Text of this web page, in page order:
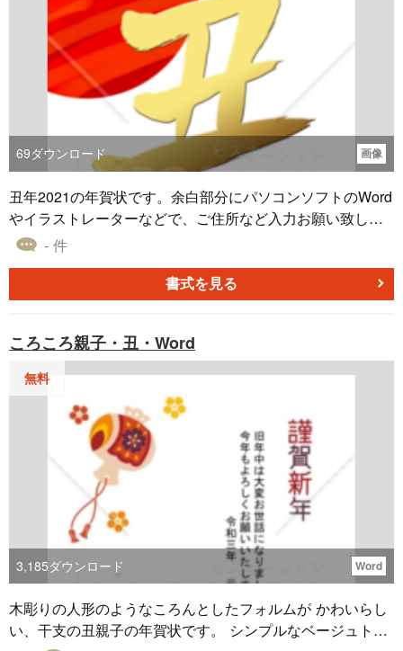
69ダウンロード 画像
丑年2021の年賀状です。余白部分にパソコンソフトのWord
やイラストレーターなどで、ご住所など入力お願い致しま
す。 - 件
書式を見る
ころころ親子・丑・Word
無料
3,185ダウンロード Word
木彫りの人形のようなころんとしたフォルムが かわいらし
い、干支の丑親子の年賀状です。 シンプルなベージュトー